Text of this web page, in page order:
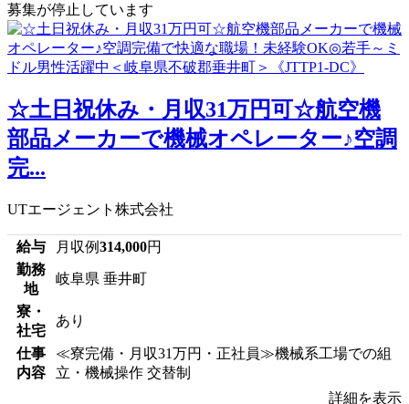
募集が停止しています
☆土日祝休み・月収31万円可☆航空機
部品メーカーで機械オペレーター♪空調
完...
UTエージェント株式会社
給与 月収例314,000円
勤務
地
岐阜県 垂井町
寮・
社宅
あり
仕事
内容
≪寮完備・月収31万円・正社員≫機械系工場での組
立・機械操作 交替制
詳細を表示